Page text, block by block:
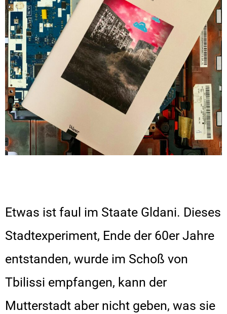
Etwas ist faul im Staate Gldani. Dieses
Stadtexperiment, Ende der 60er Jahre
entstanden, wurde im Schoß von
Tbilissi empfangen, kann der
Mutterstadt aber nicht geben, was sie